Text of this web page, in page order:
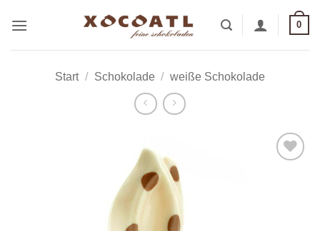
Inhalt
0
Start / Schokolade / weiße Schokolade